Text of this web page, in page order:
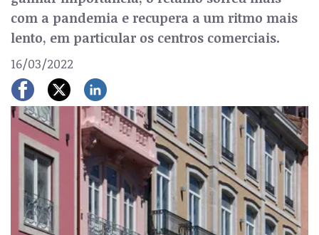
com a pandemia e recupera a um ritmo mais
lento, em particular os centros comerciais.
16/03/2022